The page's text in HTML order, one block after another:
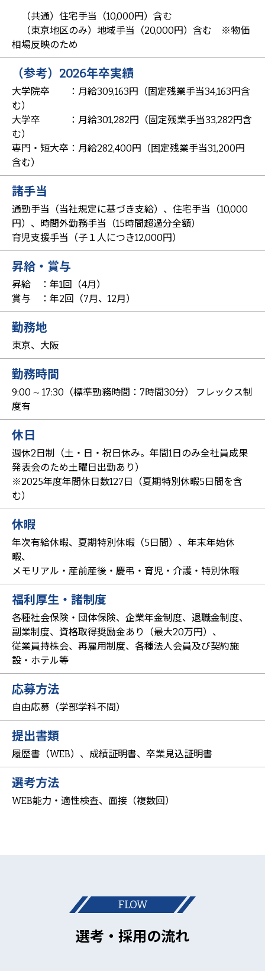
（共通）住宅手当（10,000円）含む
（東京地区のみ）地域手当（20,000円）含む ※物価
相場反映のため
（参考）2026年卒実績
大学院卒 ：月給309,163円（固定残業手当34,163円含
む）
大学卒 ：月給301,282円（固定残業手当33,282円含
む）
専門・短大卒：月給282,400円（固定残業手当31,200円
含む）
諸手当
通勤手当（当社規定に基づき支給）、住宅手当（10,000
円）、時間外勤務手当（15時間超過分全額）
育児支援手当（子１人につき12,000円）
昇給・賞与
昇給 ：年1回（4月）
賞与 ：年2回（7月、12月）
勤務地
東京、大阪
勤務時間
9:00 ∼ 17:30（標準勤務時間：7時間30分） フレックス制
度有
休日
週休2日制（土・日・祝日休み。年間1日のみ全社員成果
発表会のため土曜日出勤あり）
※2025年度年間休日数127日（夏期特別休暇5日間を含
む）
休暇
年次有給休暇、夏期特別休暇（5日間）、年末年始休
暇、
メモリアル・産前産後・慶弔・育児・介護・特別休暇
福利厚生・諸制度
各種社会保険・団体保険、企業年金制度、退職金制度、
副業制度、資格取得奨励金あり（最大20万円）、
従業員持株会、再雇用制度、各種法人会員及び契約施
設・ホテル等
応募方法
自由応募（学部学科不問）
提出書類
履歴書（WEB）、成績証明書、卒業見込証明書
選考方法
WEB能力・適性検査、面接（複数回）
FLOW
選考・採用の流れ